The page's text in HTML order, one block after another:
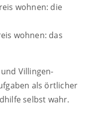
wohnen: die
wohnen: das
Villingen-
als örtlicher
selbst wahr.